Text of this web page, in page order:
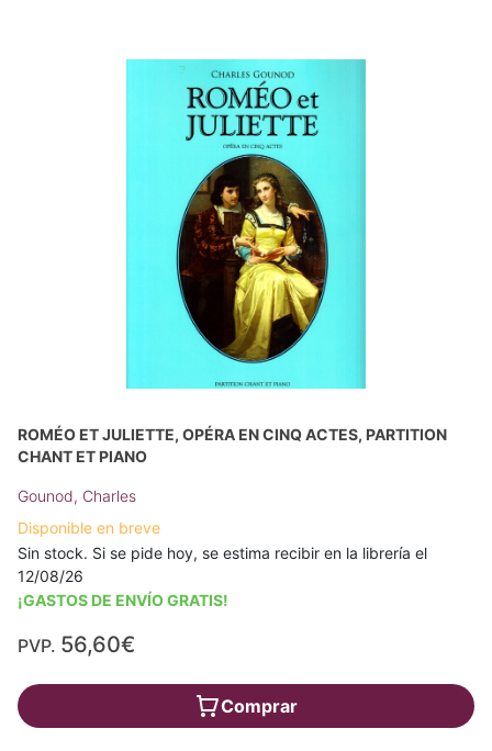
ROMÉO ET JULIETTE, OPÉRA EN CINQ ACTES, PARTITION
CHANT ET PIANO
Gounod, Charles
Disponible en breve
Sin stock. Si se pide hoy, se estima recibir en la librería el
12/08/26
¡GASTOS DE ENVÍO GRATIS!
PVP. 56,60€
Comprar